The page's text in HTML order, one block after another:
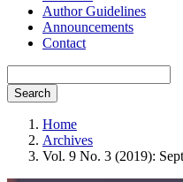
Author Guidelines
Announcements
Contact
Search
Home
Archives
Vol. 9 No. 3 (2019):